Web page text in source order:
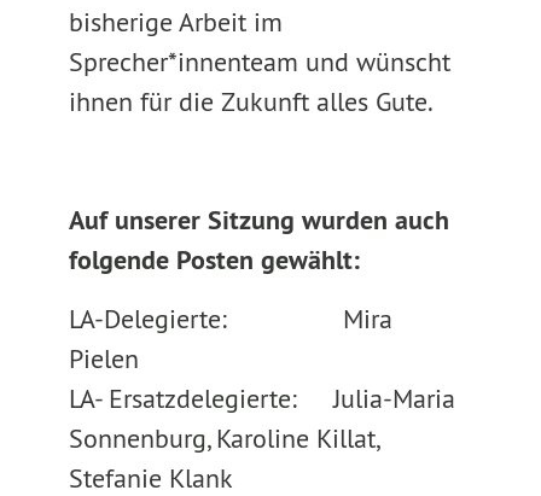
bisherige Arbeit im
Sprecher*innenteam und wünscht
ihnen für die Zukunft alles Gute.
Auf unserer Sitzung wurden auch
folgende Posten gewählt:
LA-Delegierte: Mira
Pielen
LA- Ersatzdelegierte: Julia-Maria
Sonnenburg, Karoline Killat,
Stefanie Klank